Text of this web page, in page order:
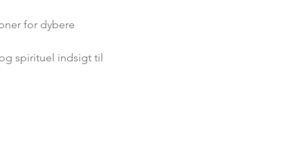
for dybere
spirituel indsigt til